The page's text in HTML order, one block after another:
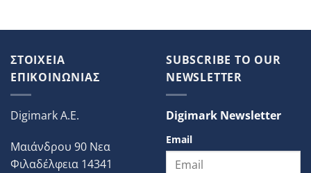
ΣΤΟΙΧΕΙΑ
ΕΠΙΚΟΙΝΩΝΙΑΣ
Digimark A.E.
Μαιάνδρου 90 Νεα
Φιλαδέλφεια 14341
SUBSCRIBE TO OUR
NEWSLETTER
Digimark Newsletter
Email